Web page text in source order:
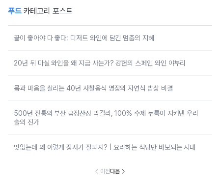
푸드카테고리 포스트
끝이 좋아야 다 좋다: 디저트 와인에 담긴 멈춤의 지혜
20년 뒤 마실 와인을 왜 지금 사는가? 강헌의 스페인 와인 야부리
몸과 마음을 살리는 40년 사찰음식 명장의 자연식 밥상 비결
500년 전통의 부산 금정산성 막걸리, 100% 수제 누룩이 지켜낸 우리
술의 진가
맛없는데 왜 이렇게 장사가 잘되지? | 요리하는 식당만 바보되는 시대
이전다음